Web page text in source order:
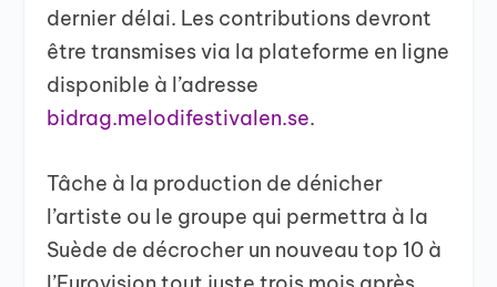
dernier délai. Les contributions devront
être transmises via la plateforme en ligne
disponible à l’adresse
bidrag.melodifestivalen.se.
Tâche à la production de dénicher
l’artiste ou le groupe qui permettra à la
Suède de décrocher un nouveau top 10 à